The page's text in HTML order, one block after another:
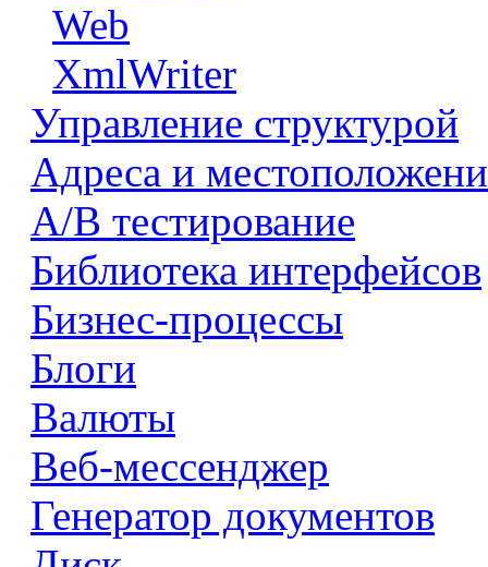
Web
XmlWriter
Управление структурой
Адреса и
А/В тестирование
Библиотека интерфейсов
Бизнес-процессы
Блоги
Валюты
Веб-мессенджер
Генератор документов